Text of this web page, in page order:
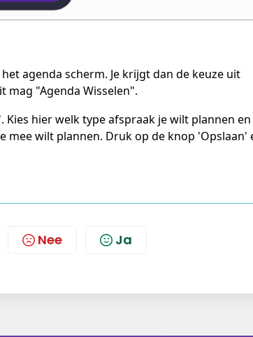
agenda scherm. Je krijgt dan de keuze uit
mag "Agenda Wisselen".
hier welk type afspraak je wilt plannen en
mee wilt plannen. Druk op de knop 'Opslaan'
Nee Ja